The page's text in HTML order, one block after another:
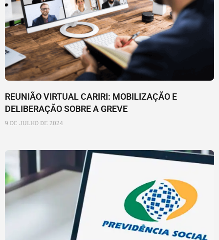
REUNIÃO VIRTUAL CARIRI: MOBILIZAÇÃO E
DELIBERAÇÃO SOBRE A GREVE
9 DE JULHO DE 2024